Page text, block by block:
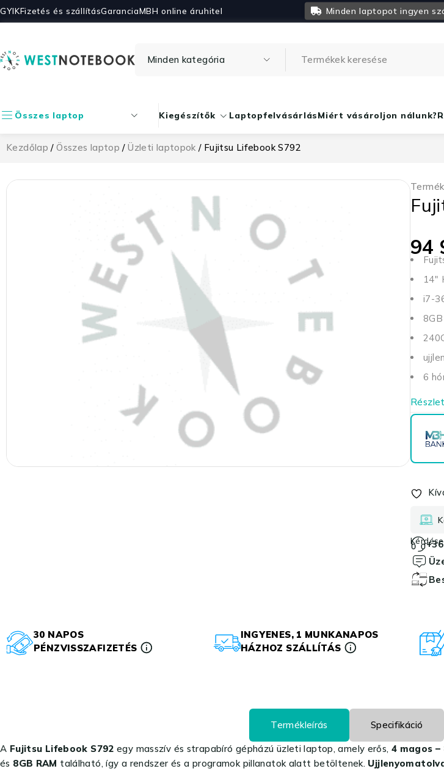
GYIKFizetés és szállításGarancia Minden laptopot ingyen
MBH online áruhitel
Összes laptop Kiegészítők LaptopfelvásárlásMiért vásároljon nálunk?
Kezdőlap /Összes laptop /Üzleti laptopok / Fujitsu Lifebook S792
94
14"
i7-
6
30 NAPOS
PÉNZVISSZAFIZETÉS
INGYENES, 1 MUNKANAPOS
HÁZHOZ SZÁLLÍTÁS
Termékleírás Specifikáció
A Fujitsu Lifebook S792 egy masszív és strapabíró gépházú üzleti laptop, amely erős, 4 magos –
és 8GB RAM található, így a rendszer és a programok pillanatok alatt betöltenek.